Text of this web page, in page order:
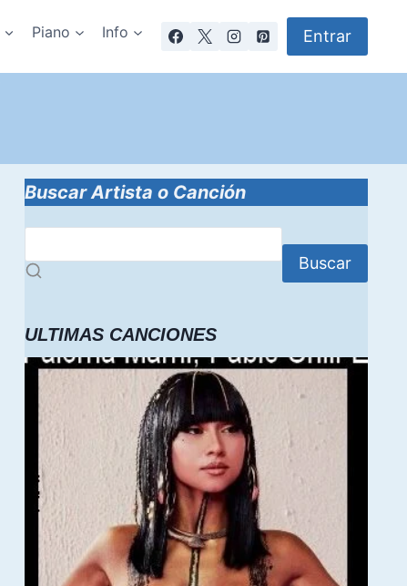
Piano Info Entrar
Buscar Artista o Canción
Buscar
ULTIMAS CANCIONES